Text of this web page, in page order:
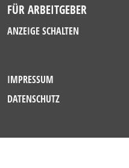
FÜR ARBEITGEBER
ANZEIGE SCHALTEN
IMPRESSUM
DATENSCHUTZ